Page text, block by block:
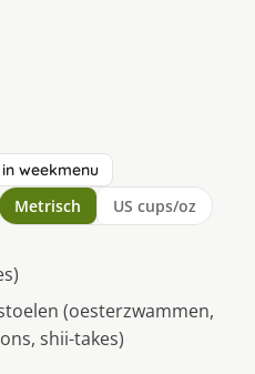
weekmenu
Metrisch US cups/oz
(oesterzwammen,
shii-takes)